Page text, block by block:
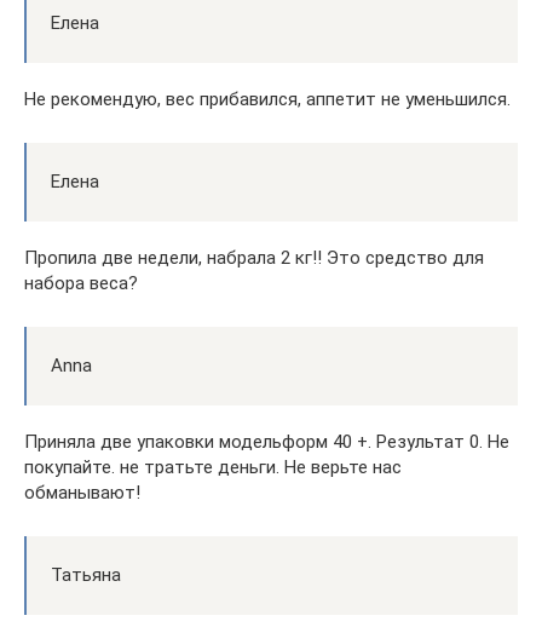
Елена
Не рекомендую, вес прибавился, аппетит не уменьшился.
Елена
Пропила две недели, набрала 2 кг!! Это средство для
набора веса?
Anna
Приняла две упаковки модельформ 40 +. Результат 0. Не
покупайте. не тратьте деньги. Не верьте нас
обманывают!
Татьяна